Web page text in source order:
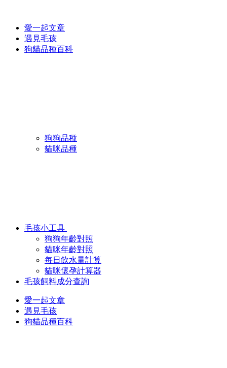
愛一起文章
遇見毛孩
狗貓品種百科
狗狗品種
貓咪品種
毛孩小工具
狗狗年齡對照
貓咪年齡對照
每日飲水量計算
貓咪懷孕計算器
毛孩飼料成分查詢
愛一起文章
遇見毛孩
狗貓品種百科